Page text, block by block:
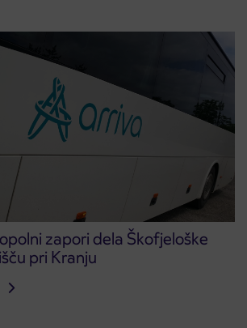
zapori dela Škofjeloške
pri Kranju